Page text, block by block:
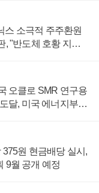
스 소극적 주주환원
, "반도체 호황 지속
오클로 SMR 연구용
달, 미국 에너지부
원 현금배당 실시,
9월 공개 예정